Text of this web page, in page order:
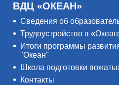
ВДЦ «ОКЕАН»
Сведения об
Трудоустройство в
Итоги программы
"Океан"
Школа подготовки
Контакты